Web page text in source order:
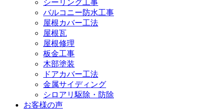
シーリング工事
バルコニー防水工事
屋根カバー工法
屋根瓦
屋根修理
板金工事
木部塗装
ドアカバー工法
金属サイディング
シロアリ駆除・防除
お客様の声